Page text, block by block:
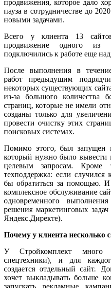
продвижения, которое дало
пауза в сотрудничестве до
новыми задачами.
Всего у клиента 13
продвижение одного из
подключились к работе еще
После выполнения в
работ предыдущим
некоторых существующих
из-за большого количества
страниц, которые не имели
созданы только для
провести очистку этих
поисковых системах.
Помимо этого, был запущен
который нужно было вывести
целевым запросам. Кроме
техподдержка: если
бы обратиться за помощью.
комплексное обслуживание
одновременного
решения маркетинговых
Яндекс.Директе).
Почему у клиента несколько
У Стройкомплект много
спецтехники), и для
создается отдельный сайт.
хочет выкладывать больше
запускать рекламные